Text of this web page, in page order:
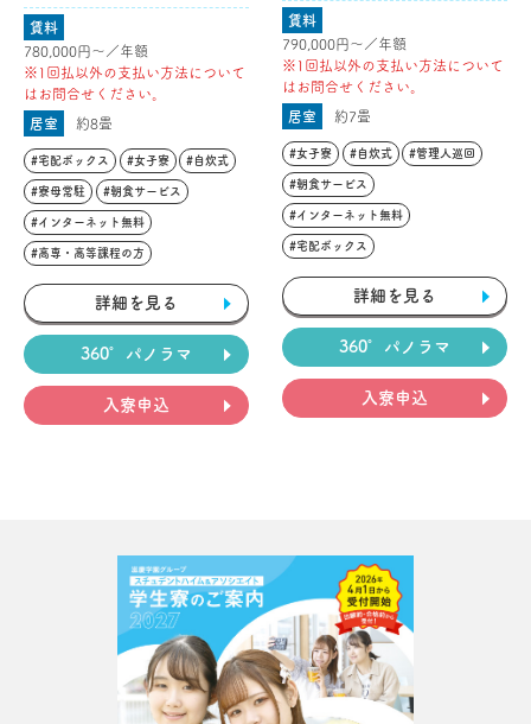
賃料
780,000円〜／年額
※1回払以外の支払い方法について
はお問合せください。
居室 約8畳
#宅配ボックス #女子寮 #自炊式
#寮母常駐 #朝食サービス
#インターネット無料
#高専・高等課程の方
詳細を見る
360°パノラマ
入寮申込
賃料
790,000円〜／年額
※1回払以外の支払い方法について
はお問合せください。
居室 約7畳
#女子寮 #自炊式 #管理人巡回
#朝食サービス
#インターネット無料
#宅配ボックス
詳細を見る
360°パノラマ
入寮申込